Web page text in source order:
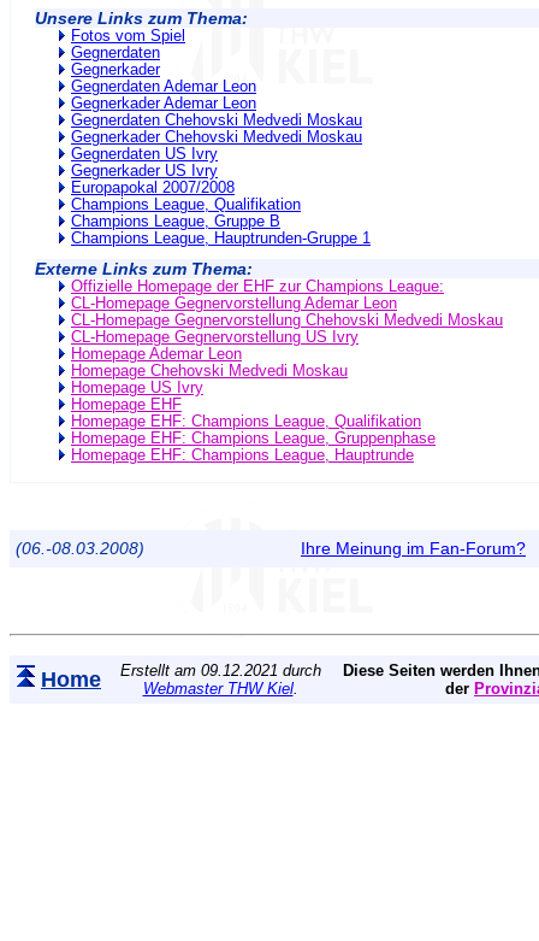
Unsere Links zum Thema:
Fotos vom Spiel
Gegnerdaten
Gegnerkader
Gegnerdaten Ademar Leon
Gegnerkader Ademar Leon
Gegnerdaten Chehovski Medvedi Moskau
Gegnerkader Chehovski Medvedi Moskau
Gegnerdaten US Ivry
Gegnerkader US Ivry
Europapokal 2007/2008
Champions League, Qualifikation
Champions League, Gruppe B
Champions League, Hauptrunden-Gruppe 1
Externe Links zum Thema:
Offizielle Homepage der EHF zur Champions League:
CL-Homepage Gegnervorstellung Ademar Leon
CL-Homepage Gegnervorstellung Chehovski Medvedi Moskau
CL-Homepage Gegnervorstellung US Ivry
Homepage Ademar Leon
Homepage Chehovski Medvedi Moskau
Homepage US Ivry
Homepage EHF
Homepage EHF: Champions League, Qualifikation
Homepage EHF: Champions League, Gruppenphase
Homepage EHF: Champions League, Hauptrunde
(06.-08.03.2008) Ihre Meinung im Fan-Forum?
Home
Erstellt am 09.12.2021 durch
Webmaster THW Kiel.
Diese Seiten werden
der